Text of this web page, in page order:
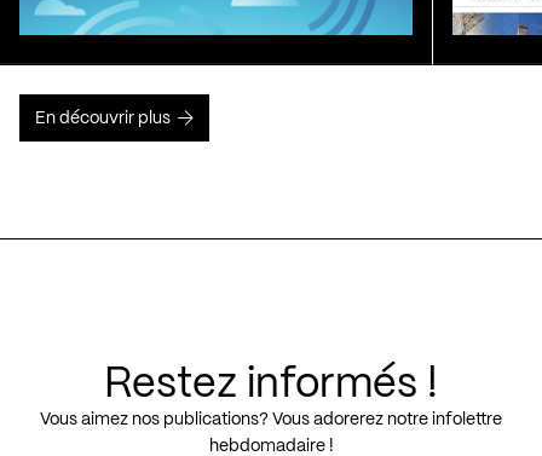
En découvrir plus
Restez informés !
Vous aimez nos publications? Vous adorerez notre infolettre
hebdomadaire !